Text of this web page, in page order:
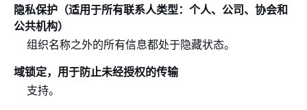
隐私保护（适用于所有联系人类型：个人、公司、协会和
公共机构）
组织名称之外的所有信息都处于隐藏状态。
域锁定，用于防止未经授权的传输
支持。